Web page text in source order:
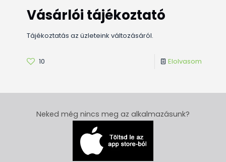
Vásárlói tájékoztató
Tájékoztatás az üzleteink változásáról.
10 Elolvasom
Neked még nincs meg az alkalmazásunk?